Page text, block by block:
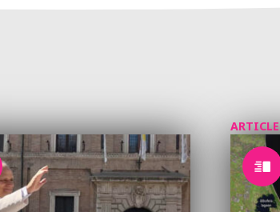
ARTICLE